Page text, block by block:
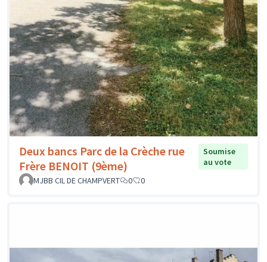
Deux bancs Parc de la Crèche rue
Frère BENOIT (9ème)
Soumise
au vote
MJBB CIL DE CHAMPVERT
0 0